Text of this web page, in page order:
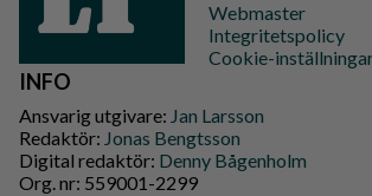
Webmaster
Integritetspolicy
Cookie-
INFO
Ansvarig utgivare: Jan Larsson
Redaktör: Jonas Bengtsson
Digital redaktör: Denny Bågenholm
Org. nr: 559001-2299